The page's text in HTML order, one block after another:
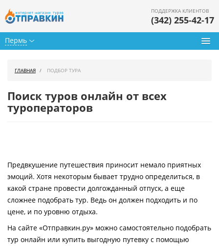
Пермь
ПОДДЕРЖКА КЛИЕНТОВ
(342) 255-42-17
Горящие туры
Страны
Как купить
Контакты
ГЛАВНАЯ ПОДБОР ТУРА
Поиск туров онлайн от всех
туроператоров
Предвкушение путешествия приносит немало приятных
эмоций. Хотя некоторым бывает трудно определиться, в
какой стране провести долгожданный отпуск, а еще
сложнее подобрать тур. Ведь он должен подходить и по
цене, и по уровню отдыха.
На сайте «Отправкин.ру» можно самостоятельно подобрать
тур онлайн или купить выгодную путевку с помощью